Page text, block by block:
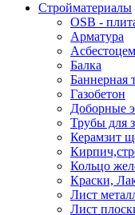
Стройматериалы
OSB -
Арматура
Балка
Баннерная
Газобетон
Доборные
Трубы для
Керамзит
Кольцо
Краски,
Лист
Лист